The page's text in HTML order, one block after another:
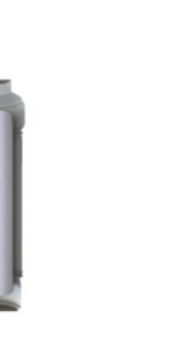
(5) micras
óxido, entre
otras partículas.